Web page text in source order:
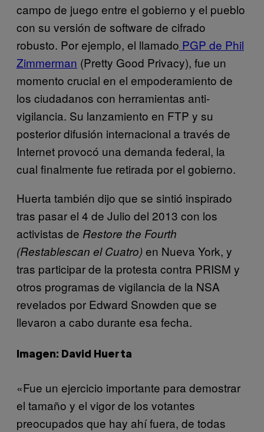
campo de juego entre el gobierno y el pueblo
con su versión de software de cifrado
robusto. Por ejemplo, el llamado PGP de Phil
Zimmerman (Pretty Good Privacy), fue un
momento crucial en el empoderamiento de
los ciudadanos con herramientas anti-
vigilancia. Su lanzamiento en FTP y su
posterior difusión internacional a través de
Internet provocó una demanda federal, la
cual finalmente fue retirada por el gobierno.
Huerta también dijo que se sintió inspirado
tras pasar el 4 de Julio del 2013 con los
activistas de Restore the Fourth
(Restablescan el Cuatro) en Nueva York, y
tras participar de la protesta contra PRISM y
otros programas de vigilancia de la NSA
revelados por Edward Snowden que se
llevaron a cabo durante esa fecha.
Imagen: David Huerta
«Fue un ejercicio importante para demostrar
el tamaño y el vigor de los votantes
preocupados que hay ahí fuera, de todas